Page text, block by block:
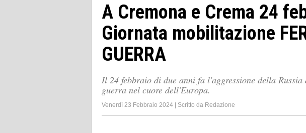
A Cremona e Crema 24
Giornata mobilitazione
GUERRA
Il 24 febbraio di due anni fa l'aggressione della
guerra nel cuore dell'Europa.
Venerdì 23 Febbraio 2024 | Scritto da Redazione